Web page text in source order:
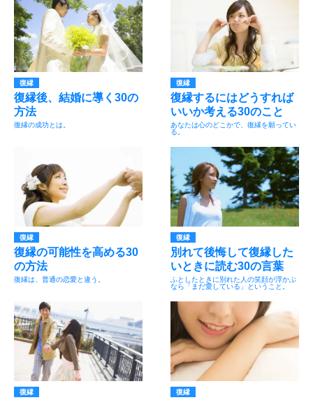
復縁
復縁後、結婚に導く30の
方法
復縁の成功とは。
復縁
復縁するにはどうすれば
いいか考える30のこと
あなたは心のどこかで、復縁を願ってい
る。
復縁
復縁の可能性を高める30
の方法
復縁は、普通の恋愛と違う。
復縁
別れて後悔して復縁した
いときに読む30の言葉
ふとしたときに別れた人の笑顔が浮かぶ
なら「まだ愛している」ということ。
復縁 復縁